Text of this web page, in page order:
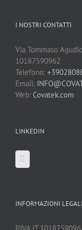
I NOSTRI CONTATTI
Via Tommaso
10187590962
Telefono:
Email:
Web: Covatek.com
LINKEDIN
INFORMAZIONI LEGALI